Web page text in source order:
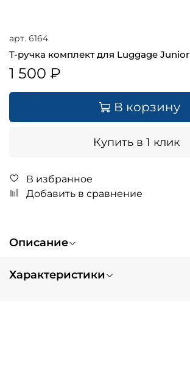
арт. 6164
T-ручка комплект для Luggage Junior
1 500 ₽
В корзину
Купить в 1 клик
В избранное
Добавить в сравнение
Описание
Характеристики